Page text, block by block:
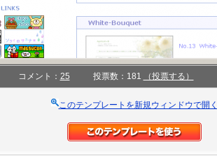
コメント： 25 投票数：181 （投票する）
このテンプレートを新規ウィンドウで開